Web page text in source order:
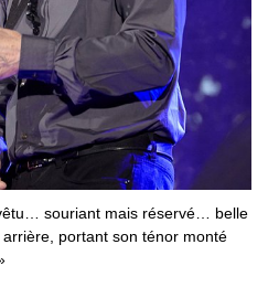
souriant mais réservé… belle
portant son ténor monté